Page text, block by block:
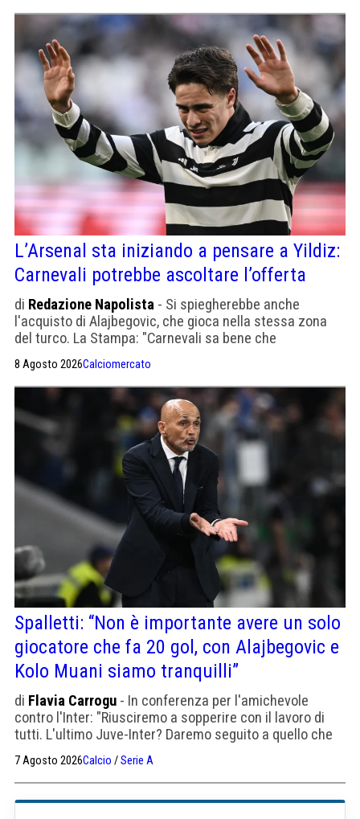
L’Arsenal sta iniziando a pensare a Yildiz:
Carnevali potrebbe ascoltare l’offerta
di Redazione Napolista - Si spiegherebbe anche
l'acquisto di Alajbegovic, che gioca nella stessa zona
del turco. La Stampa: "Carnevali sa bene che
Eppoi valutata. Eventualmente rifiutata, se possibile"
8 Agosto 2026Calciomercato
Spalletti: “Non è importante avere un solo
giocatore che fa 20 gol, con Alajbegovic e
Kolo Muani siamo tranquilli”
di Flavia Carrogu - In conferenza per l'amichevole
contro l'Inter: "Riusciremo a sopperire con il lavoro di
tutti. L'ultimo Juve-Inter? Daremo seguito a quello che
grossi strascichi".
7 Agosto 2026Calcio /Serie A